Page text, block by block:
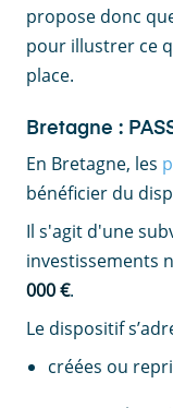
propose donc
pour illustrer ce
place.
Bretagne :
En Bretagne, les
bénéficier du
Il s'agit d'une
investissements
000 €.
Le dispositif
créées ou